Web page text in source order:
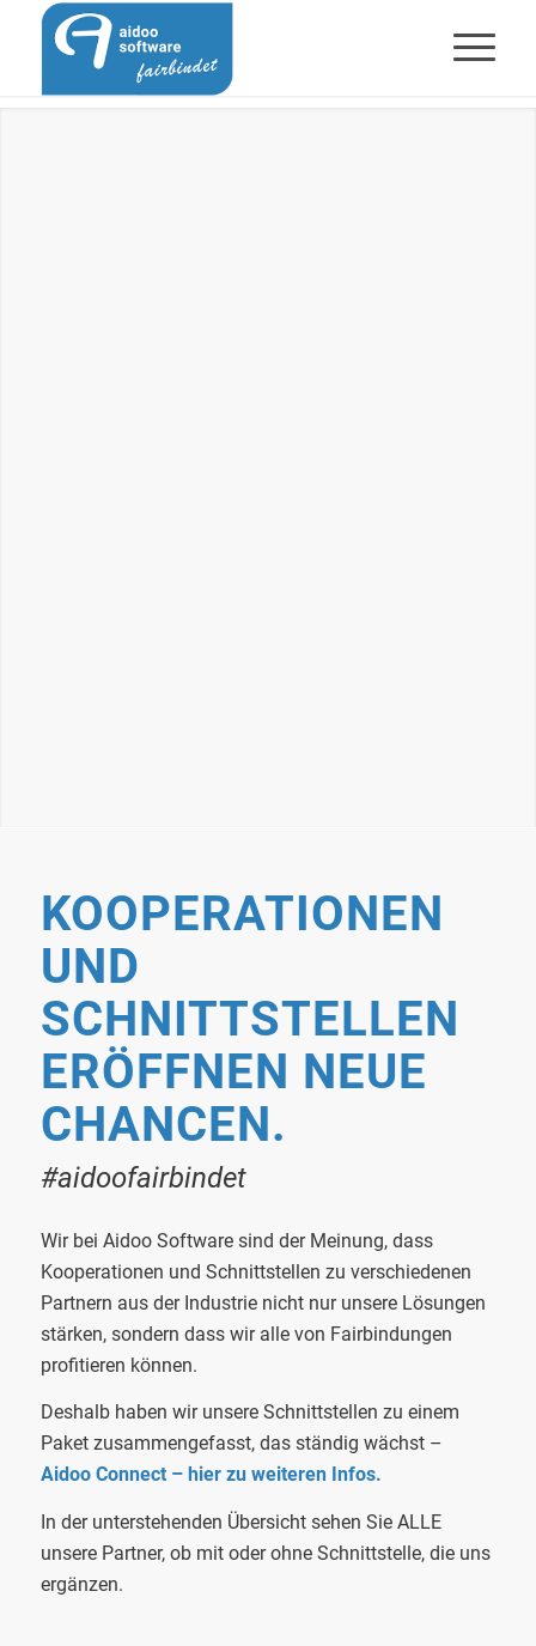
KOOPERATIONEN
UND
SCHNITTSTELLEN
ERÖFFNEN NEUE
CHANCEN.
#aidoofairbindet
Wir bei Aidoo Software sind der Meinung, dass
Kooperationen und Schnittstellen zu verschiedenen
Partnern aus der Industrie nicht nur unsere Lösungen
stärken, sondern dass wir alle von Fairbindungen
profitieren können.
Deshalb haben wir unsere Schnittstellen zu einem
Paket zusammengefasst, das ständig wächst –
Aidoo Connect– hier zu weiteren Infos.
In der unterstehenden Übersicht sehen Sie ALLE
unsere Partner, ob mit oder ohne Schnittstelle, die uns
ergänzen.